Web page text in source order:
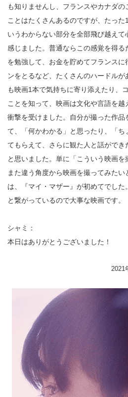
も知りませんし、フランスやカナダ
ことはたくさんあるのですが、たった
いうわからない部分を全部飛び越えて
感じました。普通ならこの感覚を得
を勉強して、お金を貯めてフランスに
ンをとるなど、たくさんのハードル
も映画1本で気持ちに寄り添えたり、
ことを知って、映画は文化や言語を
衝撃を受けました。自分が撮った作品
て、「何かわかる」と思ったり、「ち
てもらえて、さらに観た人と話がで
と思いました。単に「こういう映画を
また違う角度から映画を撮ってみた
は、『マイ・マザー』が初めてでし
と繋がっているので大事な映画です。
シャミ：
本日はありがとうございました！
2021